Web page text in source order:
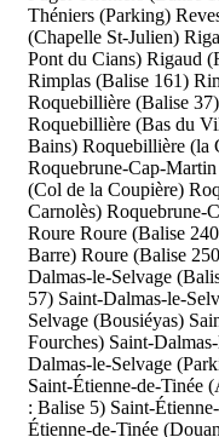
Théniers (Parking)
(Chapelle St-Julien)
Pont du Cians) Rigaud
Rimplas (Balise 161)
Roquebillière (Balise 37)
Roquebillière (Bas du
Bains) Roquebillière (la
Roquebrune-Cap-
(Col de la Coupière)
Carnolès) Roquebrune-
Roure Roure (Balise
Barre) Roure (Balise
Dalmas-le-Selvage
57) Saint-Dalmas-le-
Selvage (Bousiéyas)
Fourches) Saint-
Dalmas-le-Selvage
Saint-Étienne-de-Tinée
: Balise 5) Saint-
Étienne-de-Tinée